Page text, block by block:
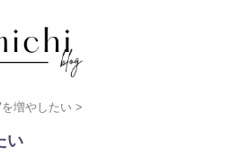
増やしたい >
い